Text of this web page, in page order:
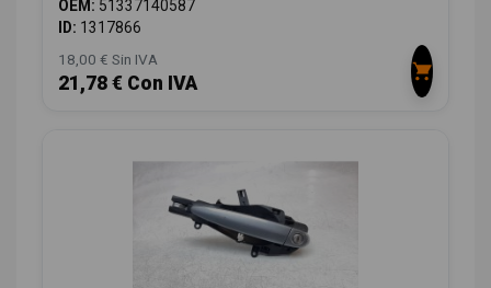
OEM: 51337140587
ID: 1317866
18,00 € Sin IVA
21,78 € Con IVA